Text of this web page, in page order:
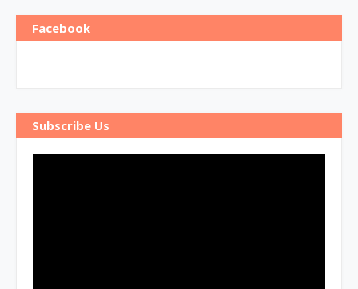
Facebook
Subscribe Us